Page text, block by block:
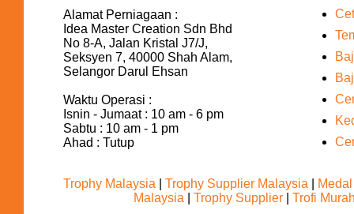
Alamat Perniagaan :
Idea Master Creation Sdn Bhd
No 8-A, Jalan Kristal J7/J,
Seksyen 7, 40000 Shah Alam,
Selangor Darul Ehsan
Waktu Operasi :
Isnin - Jumaat : 10 am - 6 pm
Sabtu : 10 am - 1 pm
Ahad : Tutup
Trophy Malaysia |Trophy Supplier Malaysia
Malaysia
Trophy Supplier Trofi